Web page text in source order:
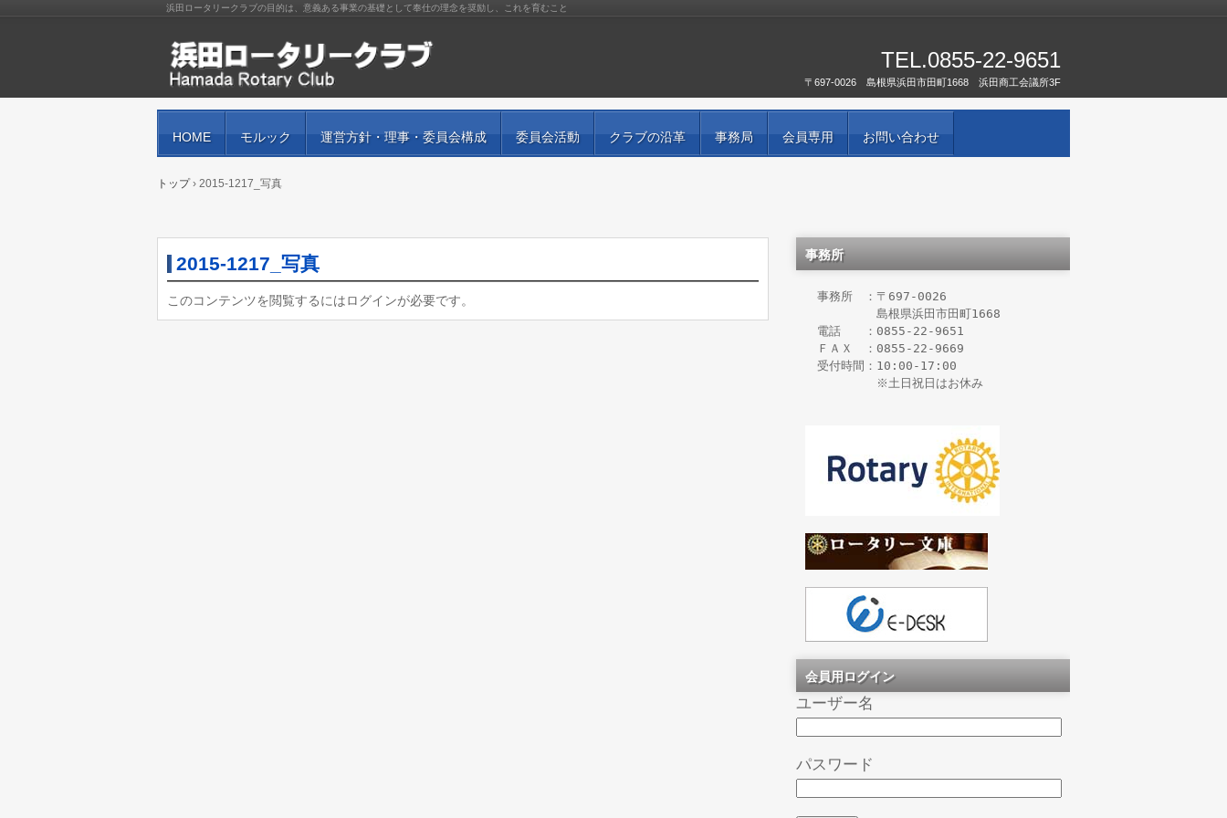
浜田ロータリークラブの目的は、意義ある事業の基礎として奉仕の理念を奨励し、これを育むこと
TEL.0855-22-9651
〒697-0026 島根県浜田市田町1668 浜田商工会議所3F
HOME モルック 運営方針・理事・委員会構成 委員会活動 クラブの沿革 事務局 会員専用 お問い合わせ
トップ › 2015-1217_写真
2015-1217_写真
このコンテンツを閲覧するにはログインが必要です。
事務所
事務所　：〒697-0026
島根県浜田市田町1668
電話　　：0855-22-9651
ＦＡＸ　：0855-22-9669
受付時間：10:00-17:00
会員用ログイン
ユーザー名
パスワード